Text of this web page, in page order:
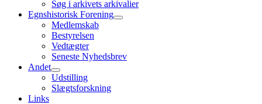
Søg i arkivets arkivalier
Egnshistorisk Forening
Medlemskab
Bestyrelsen
Vedtægter
Seneste Nyhedsbrev
Andet
Udstilling
Slægtsforskning
Links